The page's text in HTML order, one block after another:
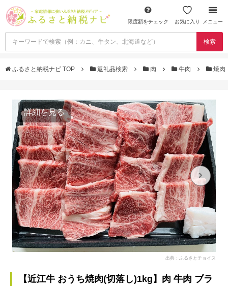
限度額をチェック お気に入り メニュー
検索
ふるさと納税ナビ TOP 返礼品検索 肉 牛肉 焼肉
詳細を見る
出典：ふるさとチョイス
【近江牛 おうち焼肉(切落し)1kg】肉 牛肉 ブラ